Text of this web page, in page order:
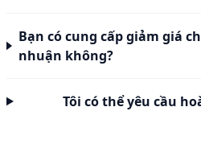
Bạn có cung cấp giảm giá
nhuận không?
Tôi có thể yêu cầu